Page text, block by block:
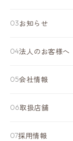
取扱店舗
採用情報
お知らせ
法人のお客様へ
会社情報